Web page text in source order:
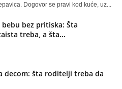
Dogovor se pravi kod kuće, uz...
bebu bez pritiska: Šta
treba, a šta...
decom: šta roditelji treba da